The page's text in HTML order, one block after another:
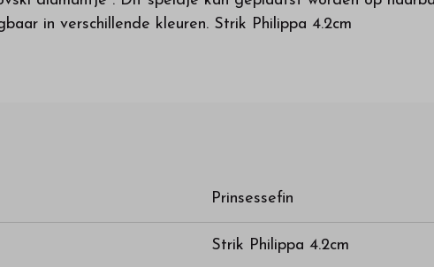
in verschillende kleuren. Strik Philippa 4.2cm
Prinsessefin
Strik Philippa 4.2cm